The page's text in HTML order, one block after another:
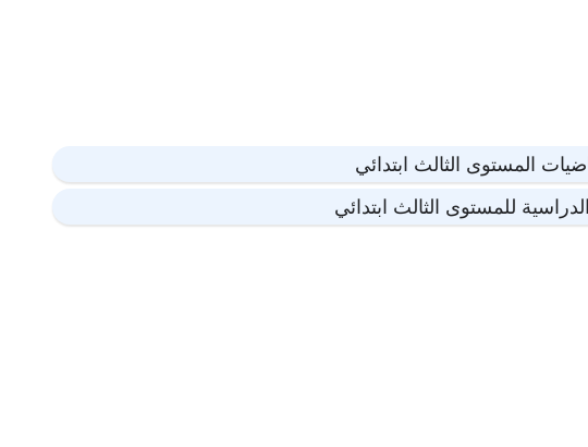
المستوى الثالث ابتدائي
للمستوى الثالث ابتدائي